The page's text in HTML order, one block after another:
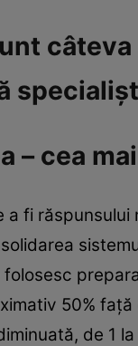
– cea
a fi
50%
de 1 la